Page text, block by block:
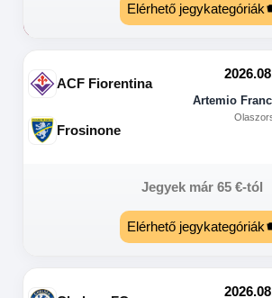
Elérhető jegykategóriák
ACF Fiorentina
Artemio
Frosinone
Jegyek már 65 €-tól
Elérhető jegykategóriák